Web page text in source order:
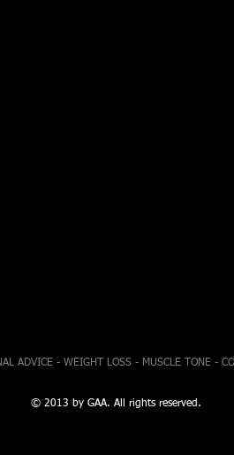
ADVICE - WEIGHT LOSS - MUSCLE TONE -
© 2013 by GAA. All rights reserved.